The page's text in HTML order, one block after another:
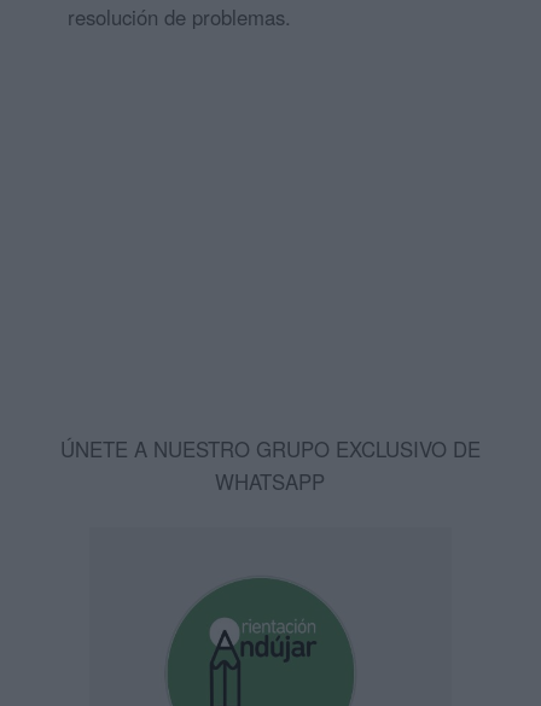
resolución de problemas.
ÚNETE A NUESTRO GRUPO EXCLUSIVO DE
WHATSAPP